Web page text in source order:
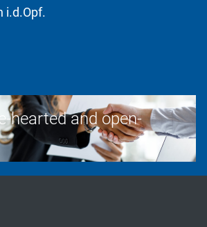
i.d.Opf.
hearted and open-